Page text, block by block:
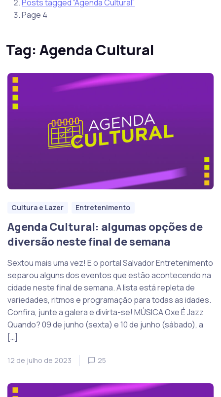
Posts tagged “Agenda Cultural”
Page 4
Tag: Agenda Cultural
Cultura e Lazer Entretenimento
Agenda Cultural: algumas opções de
diversão neste final de semana
Sextou mais uma vez! E o portal Salvador Entretenimento
separou alguns dos eventos que estão acontecendo na
cidade neste final de semana. A lista está repleta de
variedades, ritmos e programação para todas as idades.
Confira, junte a galera e divirta-se! MÚSICA Oxe É Jazz
Quando? 09 de junho (sexta) e 10 de junho (sábado), a
[…]
12 de julho de 2023 25